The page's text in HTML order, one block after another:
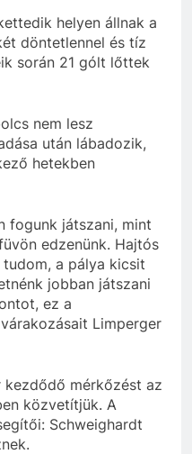
helyen állnak a
döntetlennel és tíz
során 21 gólt lőttek
nem lesz
után lábadozik,
hetekben
fogunk játszani, mint
edzenünk. Hajtós
a pálya kicsit
jobban játszani
ez a
Limperger
kezdődő mérkőzést az
közvetítjük. A
Schweighardt